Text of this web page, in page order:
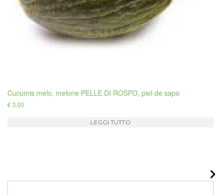
Cucumis melo, melone PELLE DI ROSPO, piel de sapo
€3,00
LEGGI TUTTO